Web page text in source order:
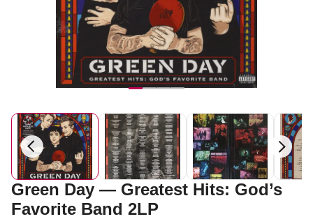
Green Day — Greatest Hits: God’s
Favorite Band 2LP